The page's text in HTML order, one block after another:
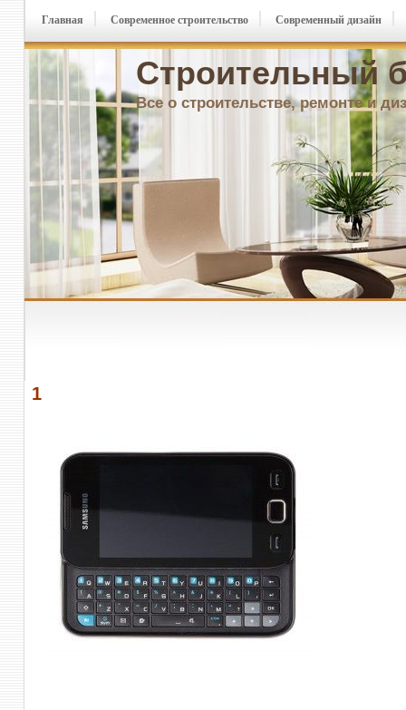
Строительный
Все о строительстве, ремонте и
Главная Современное строительство Современный дизайн
1